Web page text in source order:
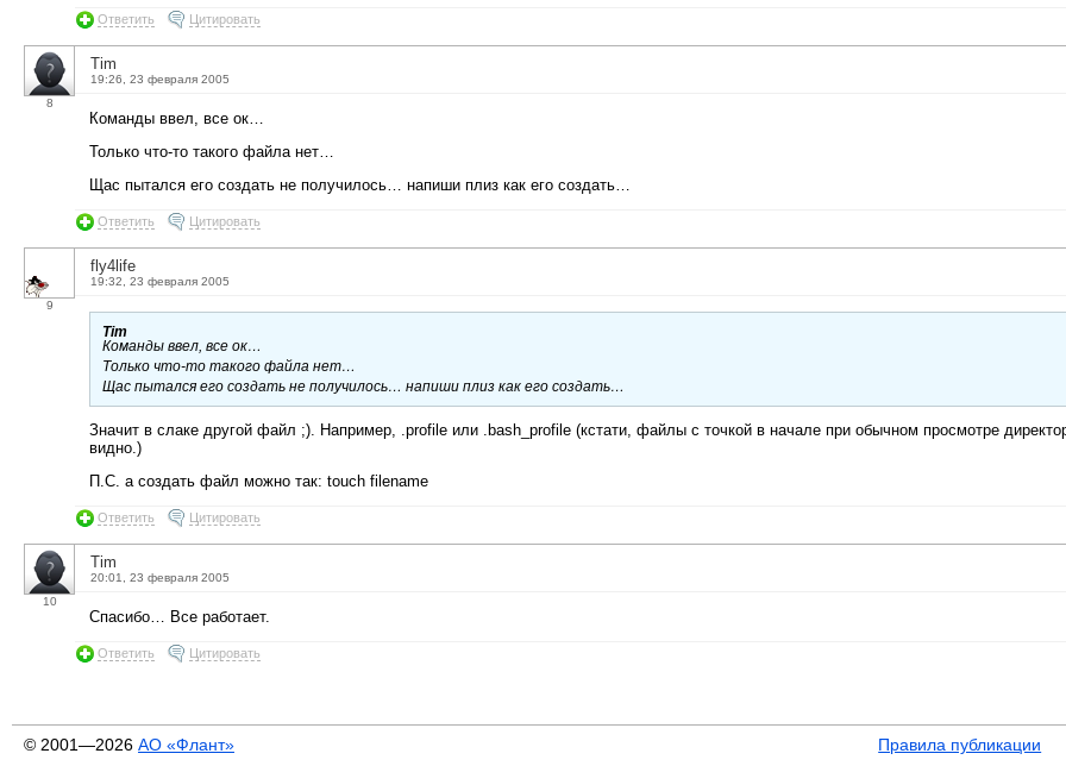
Ответить Цитировать
8
Tim
19:26, 23 февраля 2005
Команды ввел, все ок…
Только что-то такого файла нет…
Щас пытался его создать не получилось… напиши плиз как его создать…
Ответить Цитировать
9
fly4life
19:32, 23 февраля 2005
Tim
Команды ввел, все ок…
Только что-то такого файла нет…
Щас пытался его создать не получилось… напиши плиз как его создать…
Значит в слаке другой файл ;). Например, .profile или .bash_profile (кстати, файлы с точкой в начале при обычном просмотре
видно.)
П.С. а создать файл можно так: touch filename
Ответить Цитировать
10
Tim
20:01, 23 февраля 2005
Спасибо… Все работает.
Ответить Цитировать
© 2001—2026 АО «Флант»
Правила публикации